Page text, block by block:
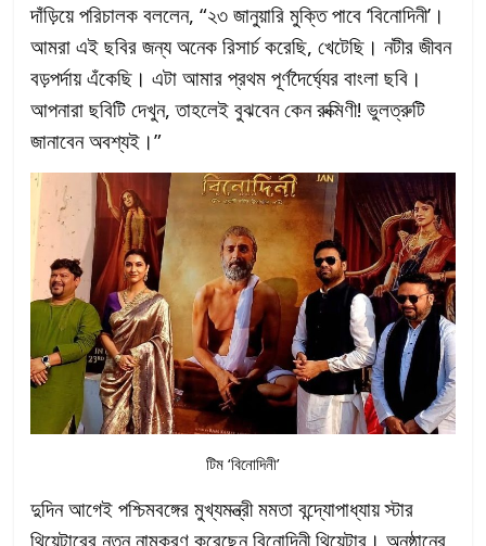
দাঁড়িয়ে পরিচালক বললেন, “২৩ জানুয়ারি মুক্তি পাবে ‘বিনোদিনী’।
আমরা এই ছবির জন্য অনেক রিসার্চ করেছি, খেটেছি। নটীর জীবন
বড়পর্দায় এঁকেছি। এটা আমার প্রথম পূর্ণদৈর্ঘ্যের বাংলা ছবি।
আপনারা ছবিটি দেখুন, তাহলেই বুঝবেন কেন রুক্মিণী! ভুলত্রুটি
জানাবেন অবশ্যই।”
টিম ‘বিনোদিনী’
দুদিন আগেই পশ্চিমবঙ্গের মুখ্যমন্ত্রী মমতা বন্দ্যোপাধ্যায় স্টার
থিয়েটারের নতুন নামকরণ করেছেন বিনোদিনী থিয়েটার। অনুষ্ঠানের